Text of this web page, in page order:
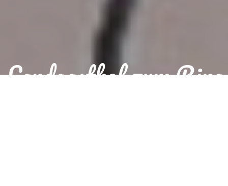
Landgasthof zum Ring